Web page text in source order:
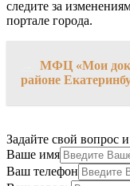
следите за
портале города.
МФЦ «Мои
районе
Задайте свой вопрос
Ваше имя
Ваш телефон